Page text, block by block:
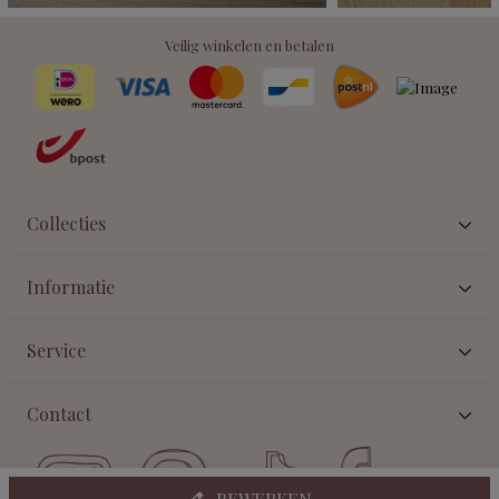
Veilig winkelen en betalen
Collecties
Informatie
Service
Contact